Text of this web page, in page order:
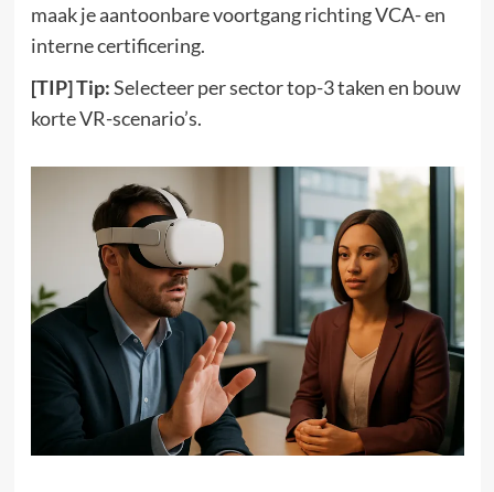
maak je aantoonbare voortgang richting VCA- en
interne certificering.
[TIP] Tip:Selecteer per sector top-3 taken en bouw
korte VR-scenario’s.